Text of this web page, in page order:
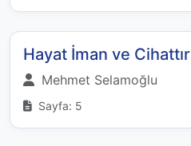
Hayat İman ve Cihattır
Mehmet Selamoğlu
Sayfa: 5